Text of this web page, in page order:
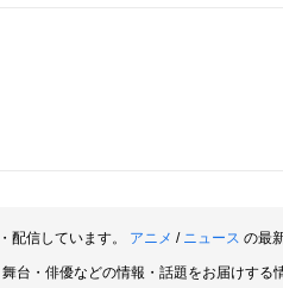
配信しています。 アニメ / ニュース の最
台・俳優などの情報・話題をお届けする